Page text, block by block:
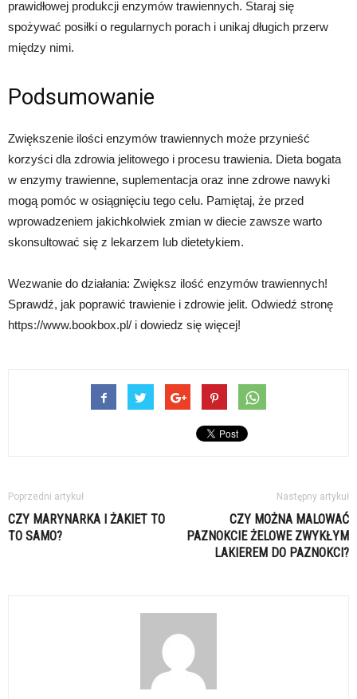
prawidłowej produkcji enzymów trawiennych. Staraj się
spożywać posiłki o regularnych porach i unikaj długich przerw
między nimi.
Podsumowanie
Zwiększenie ilości enzymów trawiennych może przynieść
korzyści dla zdrowia jelitowego i procesu trawienia. Dieta bogata
w enzymy trawienne, suplementacja oraz inne zdrowe nawyki
mogą pomóc w osiągnięciu tego celu. Pamiętaj, że przed
wprowadzeniem jakichkolwiek zmian w diecie zawsze warto
skonsultować się z lekarzem lub dietetykiem.
Wezwanie do działania: Zwiększ ilość enzymów trawiennych!
Sprawdź, jak poprawić trawienie i zdrowie jelit. Odwiedź stronę
https://www.bookbox.pl/ i dowiedz się więcej!
Poprzedni artykuł
CZY MARYNARKA I ŻAKIET TO
TO SAMO?
Następny artykuł
CZY MOŻNA MALOWAĆ
PAZNOKCIE ŻELOWE ZWYKŁYM
LAKIEREM DO PAZNOKCI?